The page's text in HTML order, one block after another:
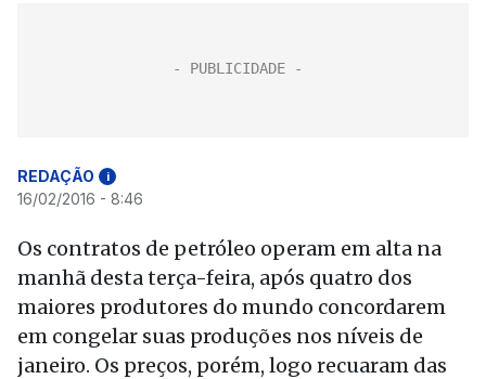
REDAÇÃO i
16/02/2016 - 8:46
Os contratos de petróleo operam em alta na
manhã desta terça-feira, após quatro dos
maiores produtores do mundo concordarem
em congelar suas produções nos níveis de
janeiro. Os preços, porém, logo recuaram das